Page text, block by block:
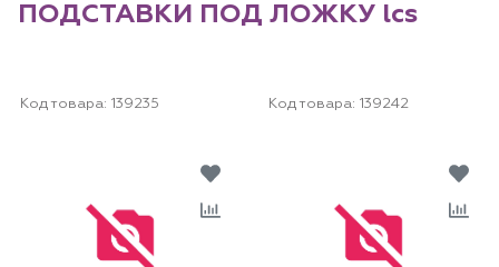
ПОДСТАВКИ ПОД ЛОЖКУ lcs
Код товара: 139235 Код товара: 139242